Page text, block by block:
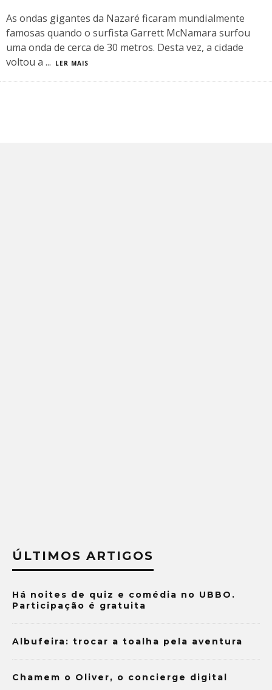
As ondas gigantes da Nazaré ficaram mundialmente
famosas quando o surfista Garrett McNamara surfou
uma onda de cerca de 30 metros. Desta vez, a cidade
voltou a ... LER MAIS
ÚLTIMOS ARTIGOS
Há noites de quiz e comédia no UBBO.
Participação é gratuita
Albufeira: trocar a toalha pela aventura
Chamem o Oliver, o concierge digital